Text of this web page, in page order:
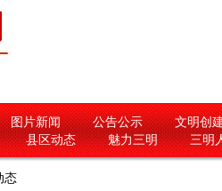
图片新闻 公告公示
文明创
县区动态 魅力三明 三明
态